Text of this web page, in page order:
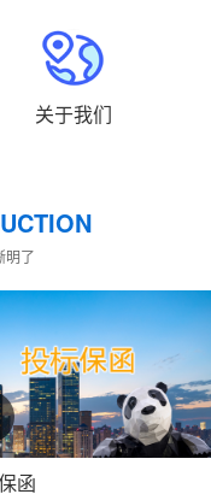
关于我们
明了
函